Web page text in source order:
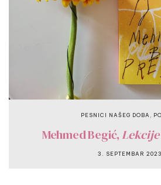
PESNICI NAŠEG DOBA
Mehmed Begić,
3. SEPTEMBAR 2023.